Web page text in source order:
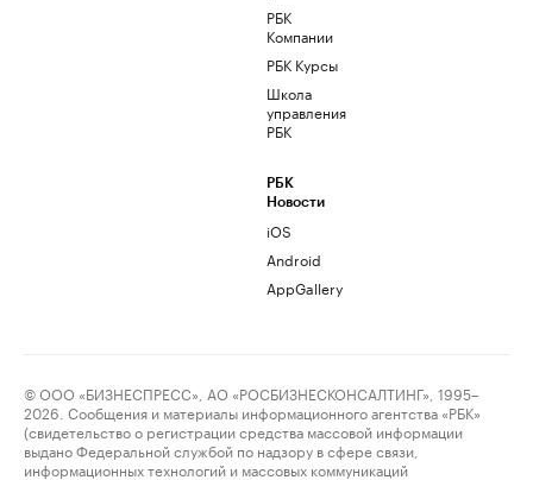
РБК
Компании
РБК Курсы
Школа
управления
РБК
РБК
Новости
iOS
Android
AppGallery
© ООО «БИЗНЕСПРЕСС», АО «РОСБИЗНЕСКОНСАЛТИНГ», 1995–
2026. Сообщения и материалы информационного агентства «РБК»
(свидетельство о регистрации средства массовой информации
выдано Федеральной службой по надзору в сфере связи,
информационных технологий и массовых коммуникаций